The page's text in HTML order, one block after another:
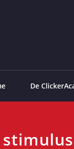
De